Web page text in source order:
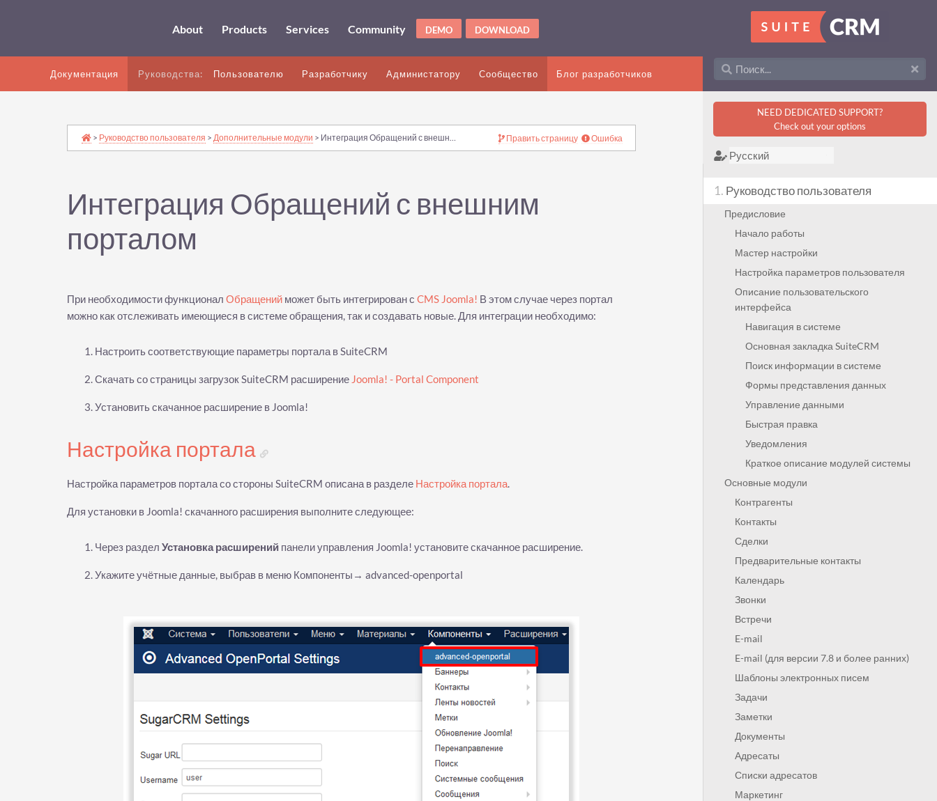
About Products Services Community DEMO DOWNLOAD
Документация Руководства: Пользователю Разработчику Администатору Сообщество Блог разработчиков
NEED DEDICATED SUPPORT?
Check out your options
1. Руководство пользователя
Предисловие
Начало работы
Мастер настройки
Настройка параметров пользователя
Описание пользовательского
интерфейса
Навигация в системе
Основная закладка SuiteCRM
Поиск информации в системе
Формы представления данных
Управление данными
Быстрая правка
Уведомления
Краткое описание модулей системы
Основные модули
Контрагенты
Контакты
Сделки
Предварительные контакты
Календарь
Звонки
Встречи
E-mail
E-mail (для версии 7.8 и более ранних)
Шаблоны электронных писем
Задачи
Заметки
Документы
Адресаты
Списки адресатов
Маркетинг
Ошибка
Править страницу
> Руководство пользователя > Дополнительные модули > Интеграция Обращений с внешним порталом
Интеграция Обращений с внешним
порталом
При необходимости функционал Обращений может быть интегрирован с CMS Joomla! В этом случае через портал
можно как отслеживать имеющиеся в системе обращения, так и создавать новые. Для интеграции необходимо:
Настроить соответствующие параметры портала в SuiteCRM
Скачать со страницы загрузок SuiteCRM расширение Joomla! - Portal Component
Установить скачанное расширение в Joomla!
Настройка портала
Настройка параметров портала со стороны SuiteCRM описана в разделе Настройка портала.
Для установки в Joomla! скачанного расширения выполните следующее:
Через раздел Установка расширений панели управления Joomla! установите скачанное расширение.
Укажите учётные данные, выбрав в меню Компоненты→ advanced-openportal